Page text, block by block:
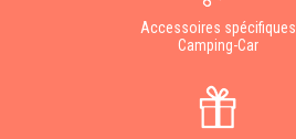
Accessoires spécifiques
Camping-Car